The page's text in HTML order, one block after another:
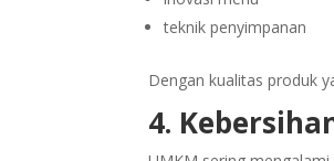
teknik penyimpanan
Dengan kualitas produk
4.